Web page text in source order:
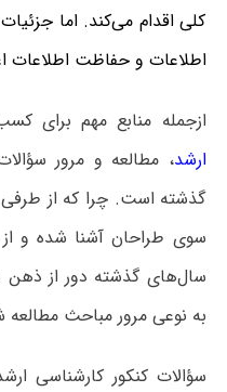
کلی اقدام می‌کند. اما
اطلاعات و حفاظت اطلاعات
ازجمله منابع مهم برای
ارشد، مطالعه و مرور
گذشته است. چرا که از طرفی
سوی طراحان آشنا شده و از
سال‌های گذشته دور از ذهن
به نوعی مرور مباحث
سؤالات کنکور کارشناسی